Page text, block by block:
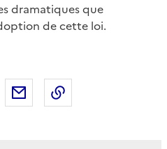
dramatiques que
de cette loi.
X
Partager sur LinkedIn
Partager par email